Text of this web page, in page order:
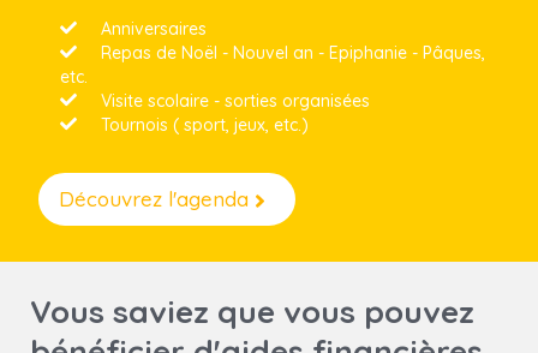
Anniversaires
Repas de Noël - Nouvel an - Epiphanie - Pâques,
etc.
Visite scolaire - sorties organisées
Tournois ( sport, jeux, etc.)
Découvrez l'agenda
Vous saviez que vous pouvez